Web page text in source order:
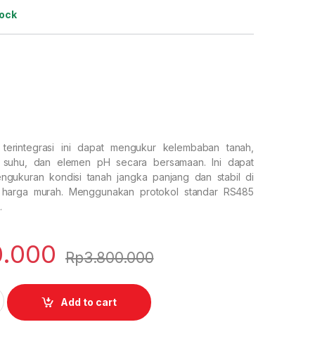
ini dapat mengukur kelembaban tanah,
suhu, dan elemen pH secara bersamaan. Ini dapat
kondisi tanah jangka panjang dan stabil di
murah. Menggunakan protokol standar RS485
Rp3.800.000
4 in 1 quantity
Add to cart